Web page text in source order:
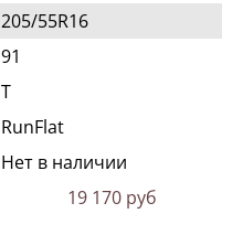
205/55R16
91
T
RunFlat
Нет в наличии
19 170 руб